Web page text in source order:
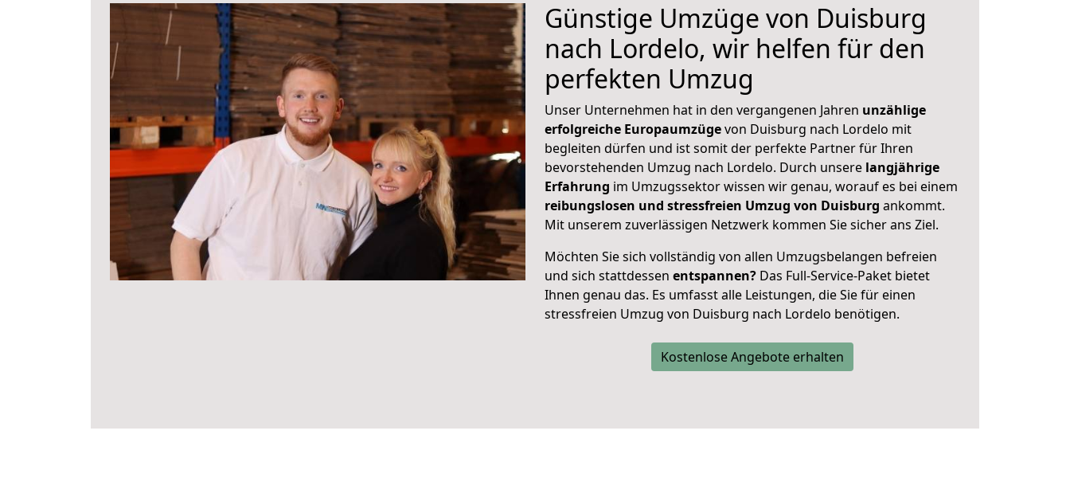
Günstige Umzüge von Duisburg
nach Lordelo, wir helfen für den
perfekten Umzug
Unser Unternehmen hat in den vergangenen Jahren unzählige
erfolgreiche Europaumzügevon Duisburg nach Lordelo mit
begleiten dürfen und ist somit der perfekte Partner für Ihren
bevorstehenden Umzug nach Lordelo. Durch unsere langjährige
Erfahrung im Umzugssektor wissen wir genau, worauf es bei einem
reibungslosen und stressfreien Umzug von Duisburg ankommt.
Mit unserem zuverlässigen Netzwerk kommen Sie sicher ans Ziel.
Möchten Sie sich vollständig von allen Umzugsbelangen befreien
und sich stattdessen entspannen? Das Full-Service-Paket bietet
Ihnen genau das. Es umfasst alle Leistungen, die Sie für einen
stressfreien Umzug von Duisburg nach Lordelo benötigen.
Kostenlose Angebote erhalten